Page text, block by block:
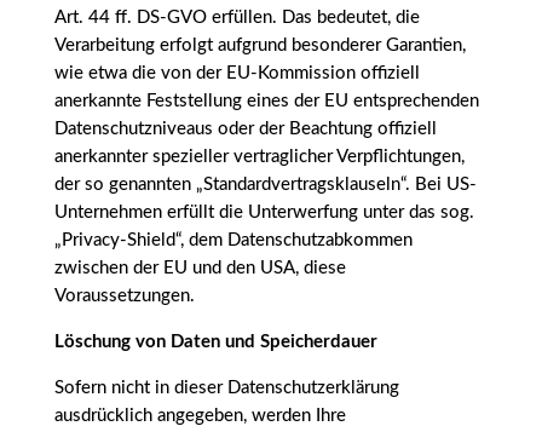
Art. 44 ff. DS-GVO erfüllen. Das bedeutet, die
Verarbeitung erfolgt aufgrund besonderer Garantien,
wie etwa die von der EU-Kommission offiziell
anerkannte Feststellung eines der EU entsprechenden
Datenschutzniveaus oder der Beachtung offiziell
anerkannter spezieller vertraglicher Verpflichtungen,
der so genannten „Standardvertragsklauseln“. Bei US-
Unternehmen erfüllt die Unterwerfung unter das sog.
„Privacy-Shield“, dem Datenschutzabkommen
zwischen der EU und den USA, diese
Voraussetzungen.
Löschung von Daten und Speicherdauer
Sofern nicht in dieser Datenschutzerklärung
ausdrücklich angegeben, werden Ihre